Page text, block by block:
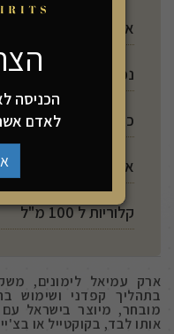
ארץ ייצור
נפח
כשרות
אלכוהול
קלוריות ל 100 מ"ל
ארק עמיאל לימונים,
בתהליך קפדני ושימוש
מובחר, מיוצר בישראל
אותו לבד, בקוקטייל או
הכניסה
לאדם אשר